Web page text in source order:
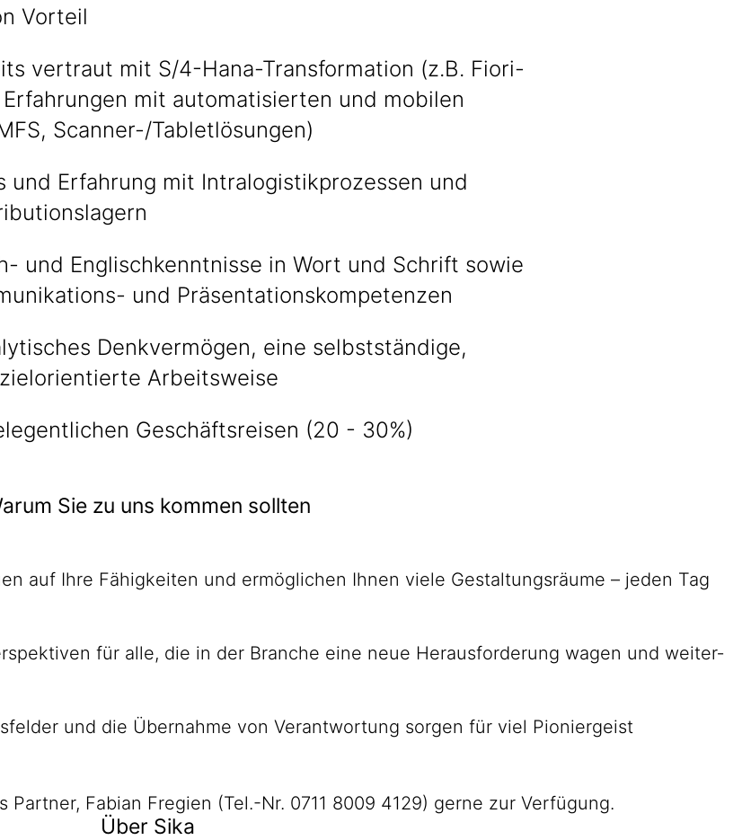
Vorteil
vertraut mit S/4-Hana-Transformation (z.B. Fiori-
mit automatisierten und mobilen
Scanner-/Tabletlösungen)
und Erfahrung mit Intralogistikprozessen und
und Englischkenntnisse in Wort und Schrift sowie
und Präsentationskompetenzen
Denkvermögen, eine selbstständige,
Arbeitsweise
Geschäftsreisen (20 - 30%)
Sie zu uns kommen sollten
auf Ihre Fähig­keiten und ermög­lichen Ihnen viele Gestaltungs­räume – jeden Tag
für alle, die in der Branche eine neue Heraus­forderung wagen und weiter­
und die Über­nahme von Ver­ant­wor­tung sorgen für viel Pionier­geist
Fabian Fregien (Tel.-Nr. 0711 8009 4129) gerne zur Verfügung.
Über Sika